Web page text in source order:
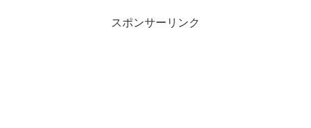
スポンサーリンク